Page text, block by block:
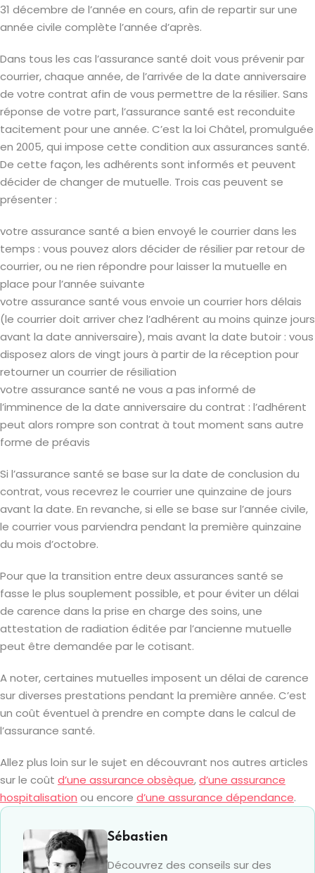
31 décembre de l’année en cours, afin de repartir sur une
année civile complète l’année d’après.
Dans tous les cas l’assurance santé doit vous prévenir par
courrier, chaque année, de l’arrivée de la date anniversaire
de votre contrat afin de vous permettre de la résilier. Sans
réponse de votre part, l’assurance santé est reconduite
tacitement pour une année. C’est la loi Châtel, promulguée
en 2005, qui impose cette condition aux assurances santé.
De cette façon, les adhérents sont informés et peuvent
décider de changer de mutuelle. Trois cas peuvent se
présenter :
votre assurance santé a bien envoyé le courrier dans les
temps : vous pouvez alors décider de résilier par retour de
courrier, ou ne rien répondre pour laisser la mutuelle en
place pour l’année suivante
votre assurance santé vous envoie un courrier hors délais
(le courrier doit arriver chez l’adhérent au moins quinze jours
avant la date anniversaire), mais avant la date butoir : vous
disposez alors de vingt jours à partir de la réception pour
retourner un courrier de résiliation
votre assurance santé ne vous a pas informé de
l’imminence de la date anniversaire du contrat : l’adhérent
peut alors rompre son contrat à tout moment sans autre
forme de préavis
Si l’assurance santé se base sur la date de conclusion du
contrat, vous recevrez le courrier une quinzaine de jours
avant la date. En revanche, si elle se base sur l’année civile,
le courrier vous parviendra pendant la première quinzaine
du mois d’octobre.
Pour que la transition entre deux assurances santé se
fasse le plus souplement possible, et pour éviter un délai
de carence dans la prise en charge des soins, une
attestation de radiation éditée par l’ancienne mutuelle
peut être demandée par le cotisant.
A noter, certaines mutuelles imposent un délai de carence
sur diverses prestations pendant la première année. C’est
un coût éventuel à prendre en compte dans le calcul de
l’assurance santé.
Allez plus loin sur le sujet en découvrant nos autres articles
sur le coût d’une assurance obsèque,d’une assurance
hospitalisation ou encore d’une assurance dépendance.
Sébastien
Découvrez des conseils sur des